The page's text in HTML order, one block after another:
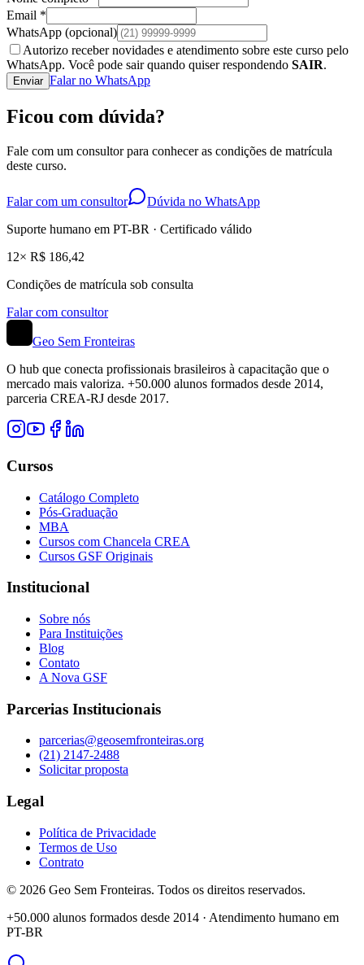
Email *
WhatsApp (opcional)
Autorizo receber novidades e atendimento sobre este curso pelo
WhatsApp. Você pode sair quando quiser respondendo SAIR.
Enviar Falar no WhatsApp
Ficou com dúvida?
Fale com um consultor para conhecer as condições de matrícula
deste curso.
Falar com um consultor
Dúvida no WhatsApp
Suporte humano em PT-BR · Certificado válido
12× R$ 186,42
Condições de matrícula sob consulta
Falar com consultor
Geo Sem Fronteiras
O hub que conecta profissionais brasileiros à capacitação que o
mercado mais valoriza. +50.000 alunos formados desde 2014,
parceria CREA-RJ desde 2017.
Cursos
Catálogo Completo
Pós-Graduação
MBA
Cursos com Chancela CREA
Cursos GSF Originais
Institucional
Sobre nós
Para Instituições
Blog
Contato
A Nova GSF
Parcerias Institucionais
parcerias@geosemfronteiras.org
(21) 2147-2488
Solicitar proposta
Legal
Política de Privacidade
Termos de Uso
Contrato
© 2026 Geo Sem Fronteiras. Todos os direitos reservados.
+50.000 alunos formados desde 2014 · Atendimento humano em
PT-BR